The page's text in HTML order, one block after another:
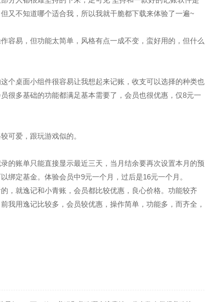
又不知道哪个适合我，所以我就干脆都下载来体验了一遍~
容易，但功能太简单，风格有点一成不变，蛮好用的，但什么
个桌面小组件很容易让我想起来记账，收支可以选择的种类也
很多基础的功能都满足基本需要了，会员也很优惠，仅8元一
可爱，跟玩游戏似的。
的账单只能直接显示最近三天，当月结余要再次设置本月的预
绑定基金。体验会员中9元一个月，过后是16元一个月。
，就逸记和小青账，会员都比较优惠，良心价格。功能较齐
我用逸记比较多，会员较优惠，操作简单，功能多，而齐全，